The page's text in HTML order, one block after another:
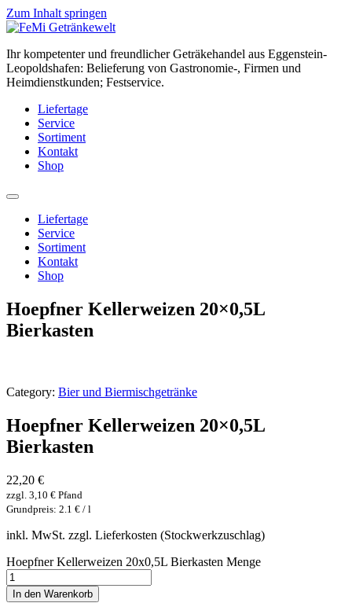
Zum Inhalt springen
Ihr kompetenter und freundlicher Geträkehandel aus Eggenstein-
Leopoldshafen: Belieferung von Gastronomie-, Firmen und
Heimdienstkunden; Festservice.
Liefertage
Service
Sortiment
Kontakt
Shop
Liefertage
Service
Sortiment
Kontakt
Shop
Hoepfner Kellerweizen 20×0,5L
Bierkasten
Category: Bier und Biermischgetränke
Hoepfner Kellerweizen 20×0,5L
Bierkasten
22,20 €
zzgl. 3,10 € Pfand
Grundpreis: 2.1 € / l
inkl. MwSt. zzgl. Lieferkosten (Stockwerkzuschlag)
Hoepfner Kellerweizen 20x0,5L Bierkasten Menge
In den Warenkorb